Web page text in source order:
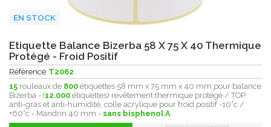
EN STOCK
Etiquette Balance Bizerba 58 X 75 X 40 Thermique
Protégé - Froid Positif
Référence T2062
15 rouleaux de 800 étiquettes 58 mm x 75 mm x 40 mm pour balance
Bizerba - (12.000 étiquettes) revêtement thermique protégé / TOP
anti-gras et anti-humidité, colle acrylique pour froid positif -10°c /
+60°c - Mandrin 40 mm - sans bisphenol A